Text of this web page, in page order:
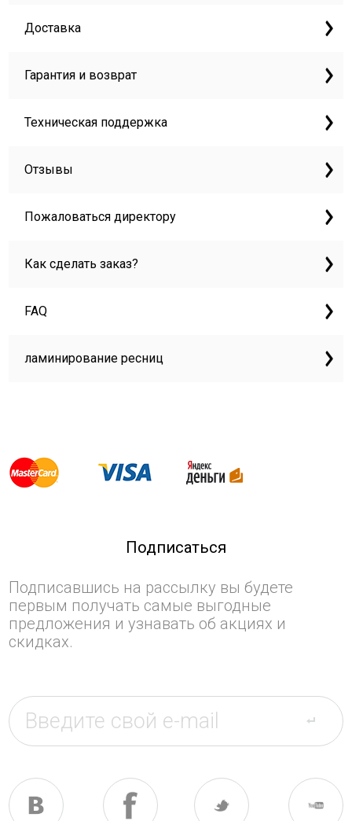
Доставка
Гарантия и возврат
Техническая поддержка
Отзывы
Пожаловаться директору
Как сделать заказ?
FAQ
ламинирование ресниц
Подписаться
Подписавшись на рассылку вы будете
первым получать самые выгодные
предложения и узнавать об акциях и
скидках.